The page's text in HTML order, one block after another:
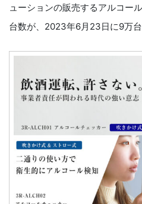
ューションの販売するアルコー
台数が、2023年6月23日に9万台